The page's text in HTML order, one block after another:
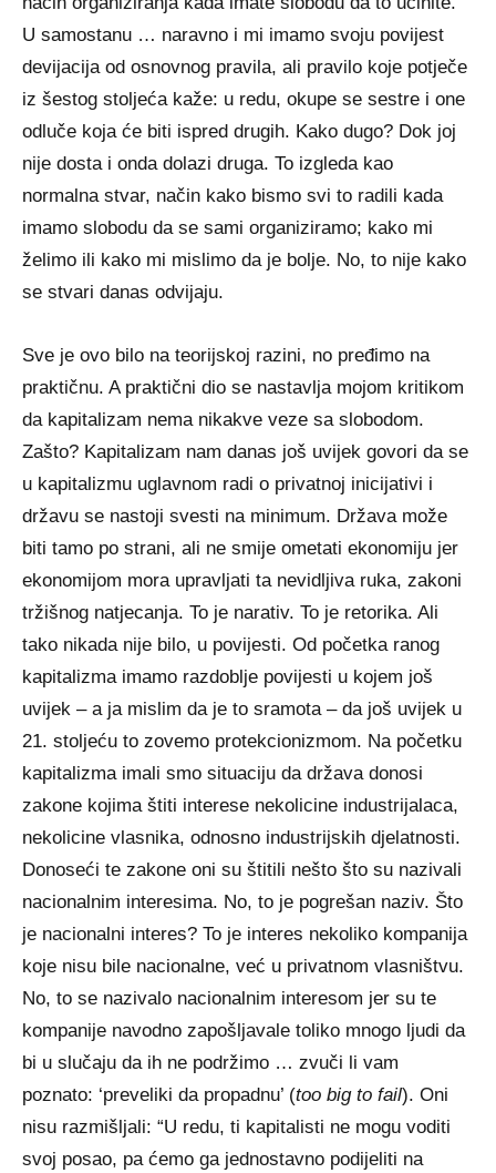
U samostanu … naravno i mi imamo svoju povijest
devijacija od osnovnog pravila, ali pravilo koje potječe
iz šestog stoljeća kaže: u redu, okupe se sestre i one
odluče koja će biti ispred drugih. Kako dugo? Dok joj
nije dosta i onda dolazi druga. To izgleda kao
normalna stvar, način kako bismo svi to radili kada
imamo slobodu da se sami organiziramo; kako mi
želimo ili kako mi mislimo da je bolje. No, to nije kako
se stvari danas odvijaju.
Sve je ovo bilo na teorijskoj razini, no pređimo na
praktičnu. A praktični dio se nastavlja mojom kritikom
da kapitalizam nema nikakve veze sa slobodom.
Zašto? Kapitalizam nam danas još uvijek govori da se
u kapitalizmu uglavnom radi o privatnoj inicijativi i
državu se nastoji svesti na minimum. Država može
biti tamo po strani, ali ne smije ometati ekonomiju jer
ekonomijom mora upravljati ta nevidljiva ruka, zakoni
tržišnog natjecanja. To je narativ. To je retorika. Ali
tako nikada nije bilo, u povijesti. Od početka ranog
kapitalizma imamo razdoblje povijesti u kojem još
uvijek – a ja mislim da je to sramota – da još uvijek u
21. stoljeću to zovemo protekcionizmom. Na početku
kapitalizma imali smo situaciju da država donosi
zakone kojima štiti interese nekolicine industrijalaca,
nekolicine vlasnika, odnosno industrijskih djelatnosti.
Donoseći te zakone oni su štitili nešto što su nazivali
nacionalnim interesima. No, to je pogrešan naziv. Što
je nacionalni interes? To je interes nekoliko kompanija
koje nisu bile nacionalne, već u privatnom vlasništvu.
No, to se nazivalo nacionalnim interesom jer su te
kompanije navodno zapošljavale toliko mnogo ljudi da
bi u slučaju da ih ne podržimo … zvuči li vam
poznato: ‘preveliki da propadnu’ (too big to fail). Oni
nisu razmišljali: “U redu, ti kapitalisti ne mogu voditi
svoj posao, pa ćemo ga jednostavno podijeliti na